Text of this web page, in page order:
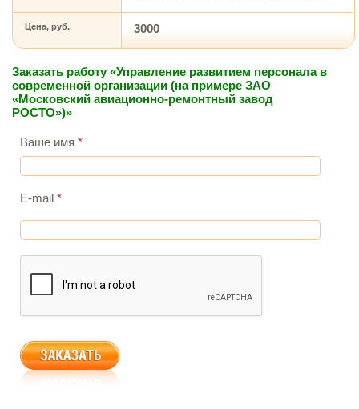
Цена, руб. 3000
Заказать работу «Управление развитием персонала в
современной организации (на примере ЗАО
«Московский авиационно-ремонтный завод
РОСТО»)»
Ваше имя *
E-mail *